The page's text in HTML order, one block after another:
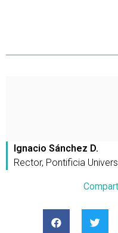
Ignacio Sánchez D.
Rector, Pontificia